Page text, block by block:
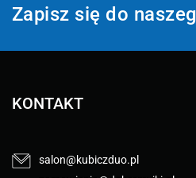
Zapisz się do
KONTAKT
salon@kubiczduo.pl